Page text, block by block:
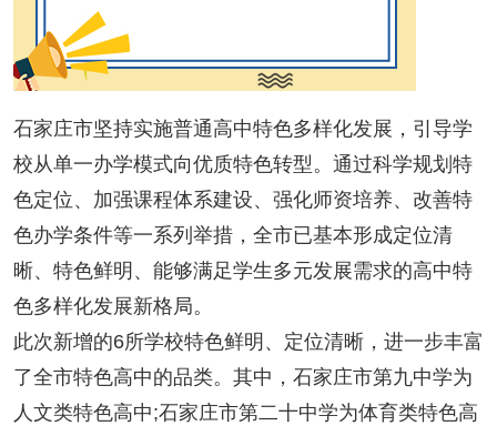
石家庄市坚持实施普通高中特色多样化发展，引导学
校从单一办学模式向优质特色转型。通过科学规划特
色定位、加强课程体系建设、强化师资培养、改善特
色办学条件等一系列举措，全市已基本形成定位清
晰、特色鲜明、能够满足学生多元发展需求的高中特
色多样化发展新格局。
此次新增的6所学校特色鲜明、定位清晰，进一步丰富
了全市特色高中的品类。其中，石家庄市第九中学为
人文类特色高中;石家庄市第二十中学为体育类特色高